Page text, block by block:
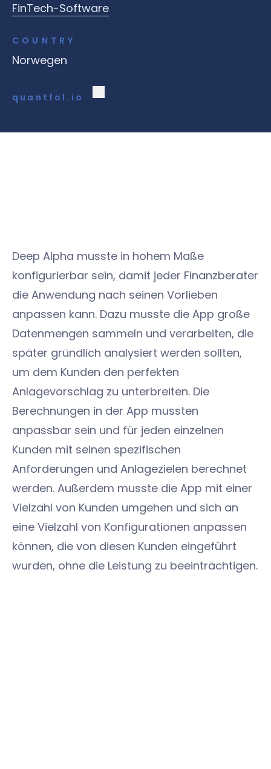
FinTech-Software
COUNTRY
Norwegen
quantfol.io
Deep Alpha musste in hohem Maße
konfigurierbar sein, damit jeder Finanzberater
die Anwendung nach seinen Vorlieben
anpassen kann. Dazu musste die App große
Datenmengen sammeln und verarbeiten, die
später gründlich analysiert werden sollten,
um dem Kunden den perfekten
Anlagevorschlag zu unterbreiten. Die
Berechnungen in der App mussten
anpassbar sein und für jeden einzelnen
Kunden mit seinen spezifischen
Anforderungen und Anlagezielen berechnet
werden. Außerdem musste die App mit einer
Vielzahl von Kunden umgehen und sich an
eine Vielzahl von Konfigurationen anpassen
können, die von diesen Kunden eingeführt
wurden, ohne die Leistung zu beeinträchtigen.